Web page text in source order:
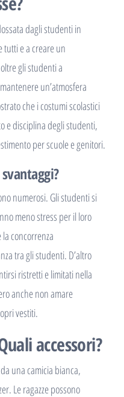
dagli studenti in
tutti e a creare un
gli studenti a
un’atmosfera
che i costumi scolastici
e disciplina degli studenti,
per scuole e genitori.
numerosi. Gli studenti si
meno stress per il loro
concorrenza
tra gli studenti. D’altro
ristretti e limitati nella
anche non amare
vestiti.
accessori?
una camicia bianca,
Le ragazze possono